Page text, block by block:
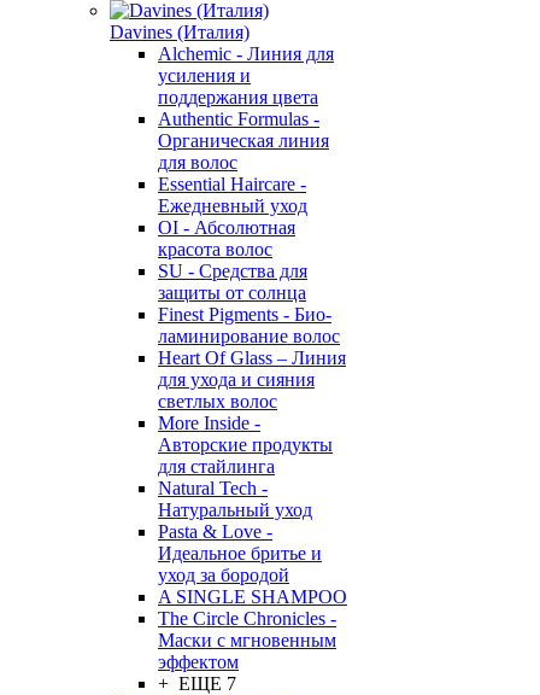
Davines (Италия)
Alchemic - Линия для
усиления и
поддержания цвета
Authentic Formulas -
Органическая линия
для волос
Essential Haircare -
Eжедневный уход
OI - Абсолютная
красота волос
SU - Средства для
защиты от солнца
Finest Pigments - Био-
ламинирование волос
Heart Of Glass – Линия
для ухода и сияния
светлых волос
More Inside -
Авторские продукты
для стайлинга
Natural Tech -
Натуральный уход
Pasta & Love -
Идеальное бритье и
уход за бородой
A SINGLE SHAMPOO
The Circle Chronicles -
Маски с мгновенным
эффектом
+ ЕЩЕ 7